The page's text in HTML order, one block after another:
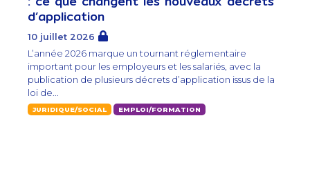
d’application
10 juillet 2026
L’année 2026 marque un tournant réglementaire
important pour les employeurs et les salariés, avec la
publication de plusieurs décrets d’application issus de la
loi de...
JURIDIQUE/SOCIAL EMPLOI/FORMATION